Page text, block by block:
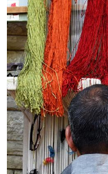
科技
图片
旅游
金融
富媒体